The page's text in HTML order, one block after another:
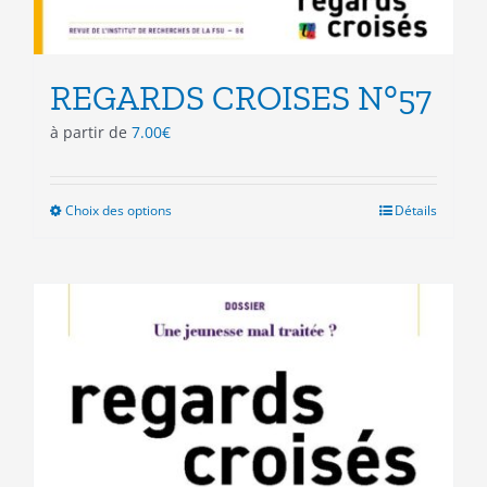
REGARDS CROISES N°57
à partir de 7.00€
Choix des optionsCe
variations.
Les
être
choisies
sur
Détails